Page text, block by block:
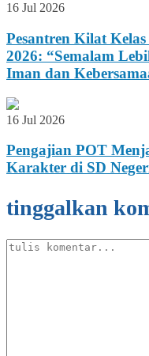
16 Jul 2026
Pesantren Kilat
2026: “Semalam
Iman dan
16 Jul 2026
Pengajian POT
Karakter di SD
tinggalkan